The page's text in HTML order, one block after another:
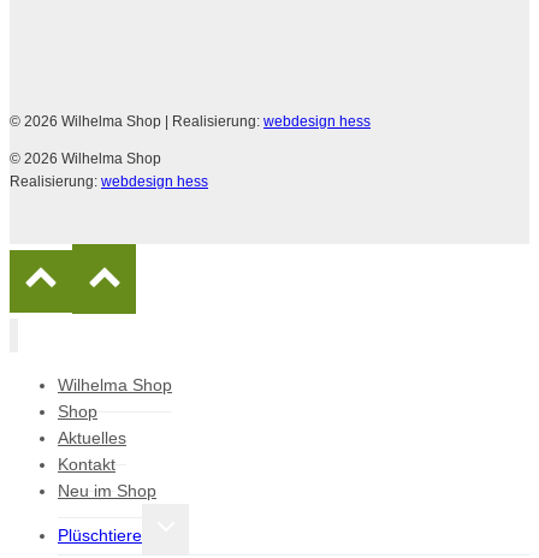
© 2026 Wilhelma Shop | Realisierung: webdesign hess
© 2026 Wilhelma Shop
Realisierung: webdesign hess
Wilhelma Shop
Shop
Aktuelles
Kontakt
Neu im Shop
Plüschtiere